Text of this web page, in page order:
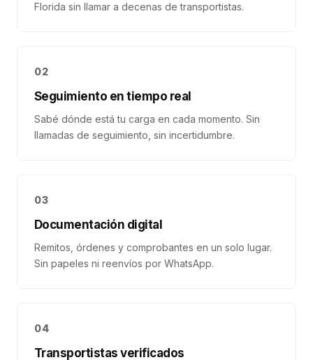
Florida sin llamar a decenas de transportistas.
02
Seguimiento en tiempo real
Sabé dónde está tu carga en cada momento. Sin
llamadas de seguimiento, sin incertidumbre.
03
Documentación digital
Remitos, órdenes y comprobantes en un solo lugar.
Sin papeles ni reenvíos por WhatsApp.
04
Transportistas verificados